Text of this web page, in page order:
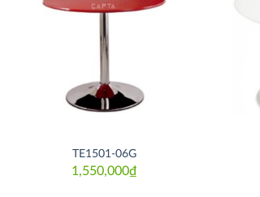
TE1501-06G
1,550,000₫